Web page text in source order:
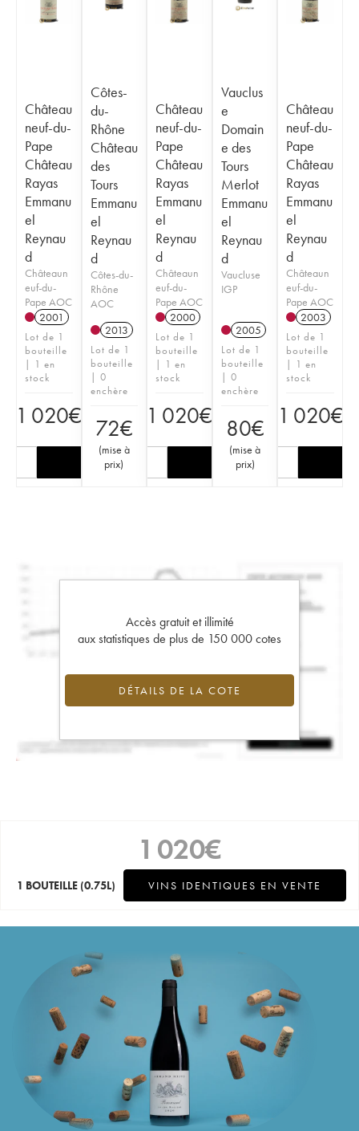
Château
neuf-du-
Pape
Château
Rayas
Emmanu
el
Reynau
d
Châteaun
euf-du-
Pape AOC
2001
Lot de 1
bouteille
| 1 en
stock
1 020€
Côtes-
du-
Rhône
Château
des
Tours
Emmanu
el
Reynau
d
Côtes-du-
Rhône
AOC
2013
Lot de 1
bouteille
| 0
enchère
72€
(mise à
prix)
Château
neuf-du-
Pape
Château
Rayas
Emmanu
el
Reynau
d
Châteaun
euf-du-
Pape AOC
2000
Lot de 1
bouteille
| 1 en
stock
1 020€
Vauclus
e
Domain
e des
Tours
Merlot
Emmanu
el
Reynau
d
Vaucluse
IGP
2005
Lot de 1
bouteille
| 0
enchère
80€
(mise à
prix)
Château
neuf-du-
Pape
Château
Rayas
Emmanu
el
Reynau
d
Châteaun
euf-du-
Pape AOC
2003
Lot de 1
bouteille
| 1 en
stock
1 020€
Accès gratuit et illimité
aux statistiques de plus de 150 000 cotes
DÉTAILS DE LA COTE
1 020€
1 BOUTEILLE (0.75L) VINS IDENTIQUES EN VENTE